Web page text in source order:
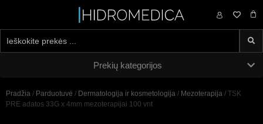
0,00 €
Prekių kategorijos
Pradžia / Parduotuvė / Dermatologija ir kosmetologija / Mezoterapija / TSK
PRE adatos 33G x 4mm mezoterapijai 100 vnt